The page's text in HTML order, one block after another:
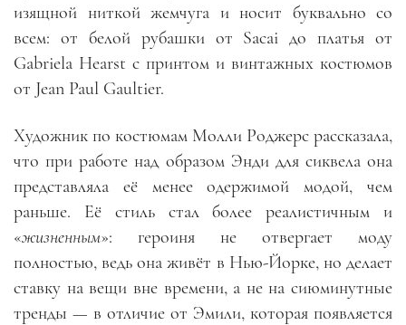
изящной ниткой жемчуга и носит буквально со
всем: от белой рубашки от Sacai до платья от
Gabriela Hearst с принтом и винтажных костюмов
от Jean Paul Gaultier.
Художник по костюмам Молли Роджерс рассказала,
что при работе над образом Энди для сиквела она
представляла её менее одержимой модой, чем
раньше. Её стиль стал более реалистичным и
«жизненным»: героиня не отвергает моду
полностью, ведь она живёт в Нью-Йорке, но делает
ставку на вещи вне времени, а не на сиюминутные
тренды — в отличие от Эмили, которая появляется